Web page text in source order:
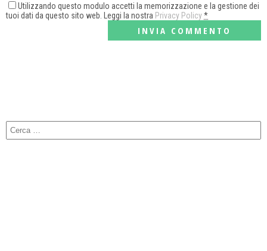
Utilizzando questo modulo accetti la memorizzazione e la gestione dei
tuoi dati da questo sito web. Leggi la nostra Privacy Policy*